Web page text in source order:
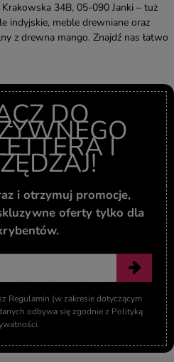
34B, 05-090 Janki – tuż
indyjskie, meble drewniane oraz
z drewna mango. Znajdź nas łatwo
DO
I
i otrzymuj promocje,
oferty tylko dla
Regulamin (w zakresie dotyczącym
odbywa się zgodnie z Polityką